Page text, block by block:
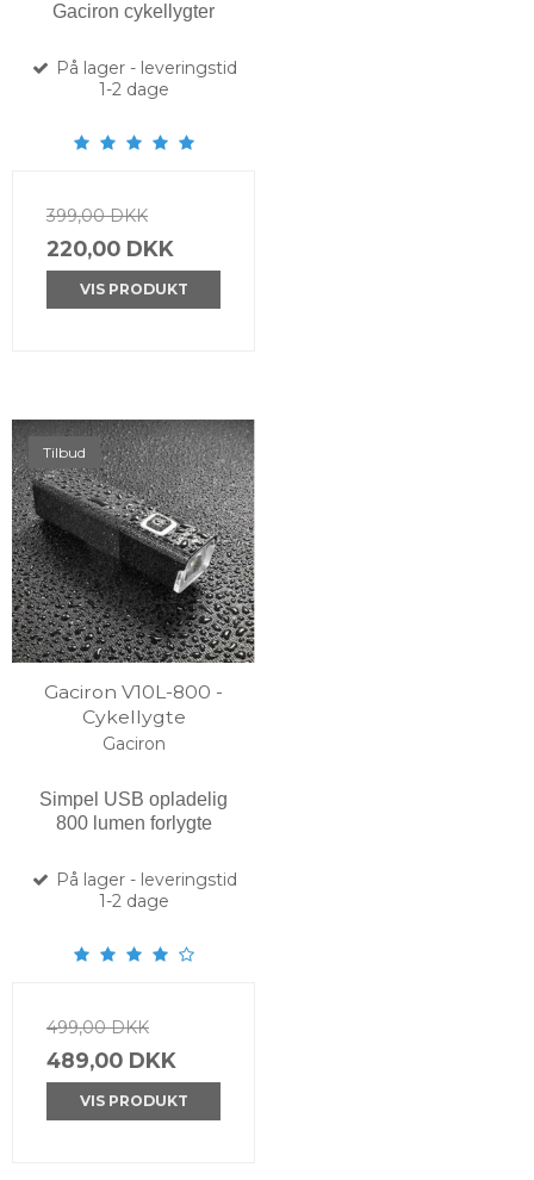
Gaciron cykellygter
På lager - leveringstid
1-2 dage
399,00 DKK
220,00 DKK
VIS PRODUKT
Tilbud
Gaciron V10L-800 -
Cykellygte
Gaciron
Simpel USB opladelig
800 lumen forlygte
På lager - leveringstid
1-2 dage
499,00 DKK
489,00 DKK
VIS PRODUKT